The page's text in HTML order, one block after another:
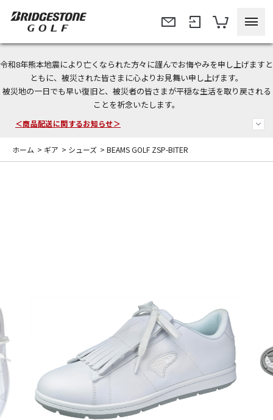
令和8年熊本地震により亡くなられた方々に謹んでお悔やみを申し上げますと
ともに、被災された皆さまに心よりお見舞い申し上げます。
被災地の一日でも早い復旧と、被災者の皆さまが平穏な生活を取り戻される
ことを祈念いたします。
今なら新規会員登録で1,000円OFFクーポンプレゼント！
＜商品配送に関するお知らせ＞
＜夏季休暇中のご注文・発送・お問い合わせ＞
ホーム > ギア > シューズ > BEAMS GOLF ZSP-BITER